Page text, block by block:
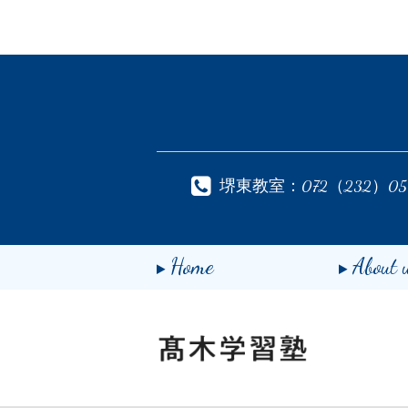
堺東教室：072（232）
Home About